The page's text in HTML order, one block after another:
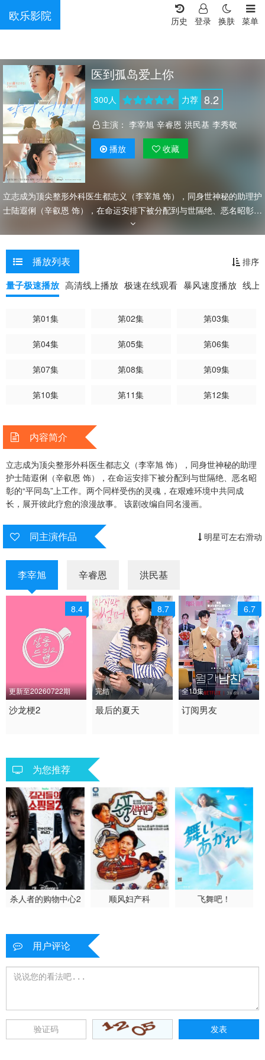
欧乐影院 菜单
换肤
登录
历史
医到孤岛爱上你
300人 力荐 8.2
主演： 李宰旭 辛睿恩 洪民基 李秀敬
播放 收藏
立志成为顶尖整形外科医生都志义（李宰旭 饰），同身世神秘的助理护
士陆遐俐（辛叡恩 饰），在命运安排下被分配到与世隔绝、恶名昭彰
的“平同岛”上工作。两个同样受伤的灵魂，在艰难环境中共同成长，展
开彼此疗愈的浪漫故事。 该剧改编自同名漫画。
播放列表 排序
量子极速播放 高清线上播放 极速在线观看 暴风速度播放 线上
第01集 第02集 第03集
第04集 第05集 第06集
第07集 第08集 第09集
第10集 第11集 第12集
内容简介
立志成为顶尖整形外科医生都志义（李宰旭 饰），同身世神秘的助理
护士陆遐俐（辛叡恩 饰），在命运安排下被分配到与世隔绝、恶名昭
彰的“平同岛”上工作。两个同样受伤的灵魂，在艰难环境中共同成
长，展开彼此疗愈的浪漫故事。 该剧改编自同名漫画。
同主演作品 明星可左右滑动
李宰旭 辛睿恩 洪民基
8.4
更新至20260722期
2023 / 韩国 / 韩语
沙龙梗2
8.7
完结
2025 / 韩国 / 韩语
最后的夏天
6.7
全10集
2026 / 韩国 / 韩语
订阅男友
为您推荐
杀人者的购物中心2 顺风妇产科 飞舞吧！
用户评论